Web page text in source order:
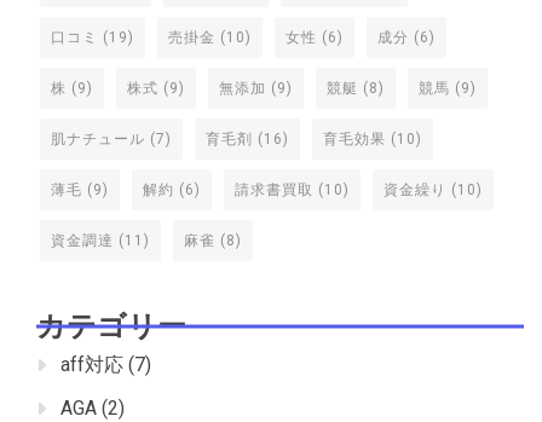
口コミ (19) 売掛金 (10) 女性 (6) 成分 (6)
株 (9) 株式 (9) 無添加 (9) 競艇 (8) 競馬 (9)
肌ナチュール (7) 育毛剤 (16) 育毛効果 (10)
薄毛 (9) 解約 (6) 請求書買取 (10) 資金繰り (10)
資金調達 (11) 麻雀 (8)
カテゴリー
aff対応 (7)
AGA (2)